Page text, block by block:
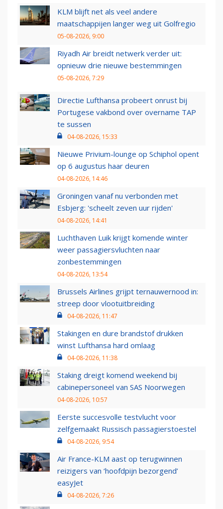
KLM blijft net als veel andere
maatschappijen langer weg uit Golfregio
05-08-2026, 9:00
Riyadh Air breidt netwerk verder uit:
opnieuw drie nieuwe bestemmingen
05-08-2026, 7:29
Directie Lufthansa probeert onrust bij
Portugese vakbond over overname TAP
te sussen
04-08-2026, 15:33
Nieuwe Privium-lounge op Schiphol opent
op 6 augustus haar deuren
04-08-2026, 14:46
Groningen vanaf nu verbonden met
Esbjerg: 'scheelt zeven uur rijden'
04-08-2026, 14:41
Luchthaven Luik krijgt komende winter
weer passagiersvluchten naar
zonbestemmingen
04-08-2026, 13:54
Brussels Airlines grijpt ternauwernood in:
streep door vlootuitbreiding
04-08-2026, 11:47
Stakingen en dure brandstof drukken
winst Lufthansa hard omlaag
04-08-2026, 11:38
Staking dreigt komend weekend bij
cabinepersoneel van SAS Noorwegen
04-08-2026, 10:57
Eerste succesvolle testvlucht voor
zelfgemaakt Russisch passagierstoestel
04-08-2026, 9:54
Air France-KLM aast op terugwinnen
reizigers van ‘hoofdpijn bezorgend’
easyJet
04-08-2026, 7:26